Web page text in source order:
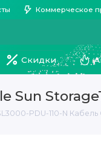
Коммерческое
Скидки
Sun
PDU-110-N